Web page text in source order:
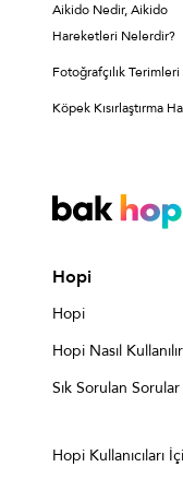
Aikido Nedir, Aikido
Hareketleri Nelerdir?
Fotoğrafçılık Terimleri
Köpek Kısırlaştırma
Hopi
Hopi
Hopi Nasıl
Sık Sorulan Sorular
Hopi Kullanıcıları